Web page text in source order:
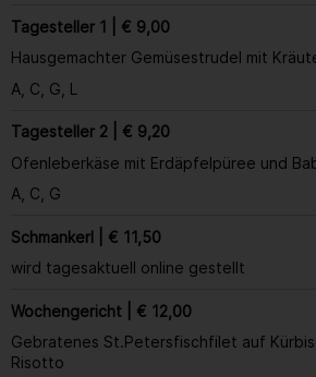
Tagesteller 1 | € 9,00
Hausgemachter Gemüsestrudel mit
A, C, G, L
Tagesteller 2 | € 9,20
Ofenleberkäse mit Erdäpfelpüree und
A, C, G
Schmankerl | € 11,50
wird tagesaktuell online gestellt
Wochengericht | € 12,00
Gebratenes St.Petersfischfilet auf
Risotto